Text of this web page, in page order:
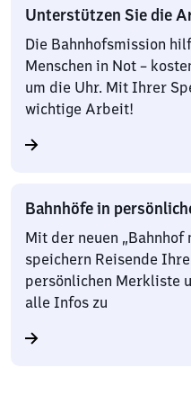
Unterstützen Sie die
Die Bahnhofsmission
Menschen in Not –
um die Uhr. Mit Ihrer
wichtige Arbeit!
Bahnhöfe in
Mit der neuen „Bahnhof
speichern Reisende
persönlichen Merkliste
alle Infos zu